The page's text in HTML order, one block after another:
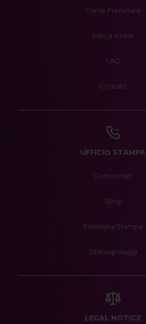
Come Prenotare
Barca a vela
FAQ
Contatti
UFFICIO STAMPA
Comunicati
Blog
Rassegna Stampa
Sitemap viaggi
LEGAL NOTICE